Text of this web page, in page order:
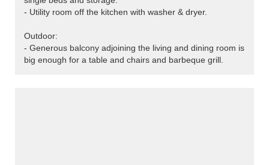
- Utility room off the kitchen with washer & dryer.
Outdoor:
- Generous balcony adjoining the living and dining room is
big enough for a table and chairs and barbeque grill.